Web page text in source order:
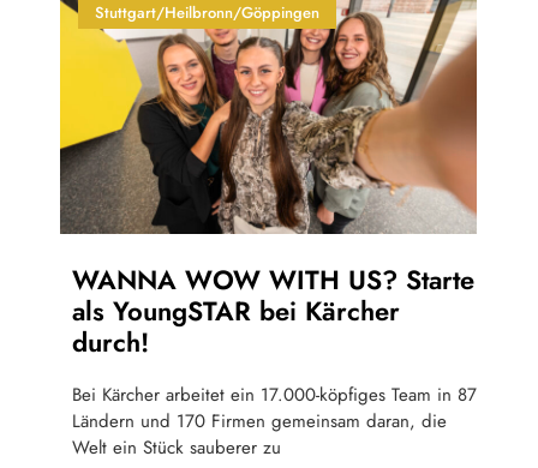
Stuttgart/Heilbronn/Göppingen
WANNA WOW WITH US? Starte
als YoungSTAR bei Kärcher
durch!
Bei Kärcher arbeitet ein 17.000-köpfiges Team in 87
Ländern und 170 Firmen gemeinsam daran, die
Welt ein Stück sauberer zu